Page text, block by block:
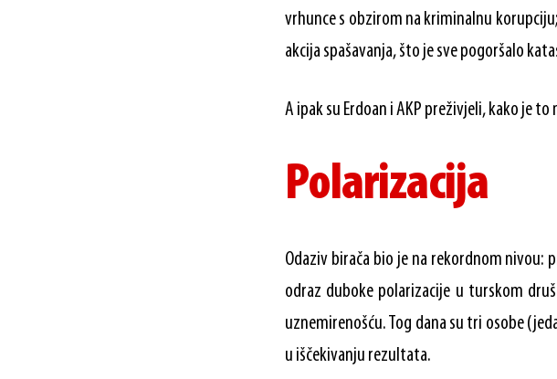
vrhunce s obzirom na kriminalnu
akcija spašavanja, što je sve pogoršalo
A ipak su Erdoan i AKP preživjeli, kako je to
Polarizacija
Odaziv birača bio je na rekordnom nivou:
odraz duboke polarizacije u turskom
uznemirenošću. Tog dana su tri osobe
u iščekivanju rezultata.